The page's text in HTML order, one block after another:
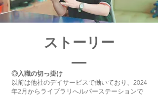
ストーリー
◎入職の切っ掛け
以前は他社のデイサービスで働いており、2024
年2月からライブラリへルパーステーションで